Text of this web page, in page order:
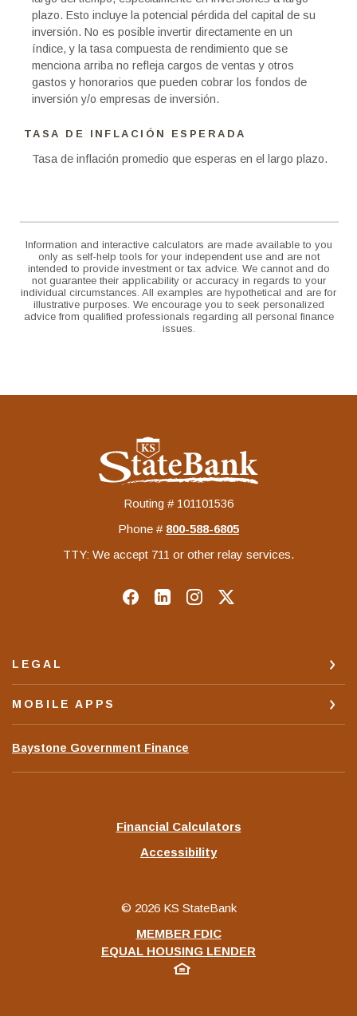
plazo. Esto incluye la potencial pérdida del capital de su
inversión. No es posible invertir directamente en un
índice, y la tasa compuesta de rendimiento que se
menciona arriba no refleja cargos de ventas y otros
gastos y honorarios que pueden cobrar los fondos de
inversión y/o empresas de inversión.
TASA DE INFLACIÓN ESPERADA
Tasa de inflación promedio que esperas en el largo plazo.
Information and interactive calculators are made available to you
only as self-help tools for your independent use and are not
intended to provide investment or tax advice. We cannot and do
not guarantee their applicability or accuracy in regards to your
individual circumstances. All examples are hypothetical and are for
illustrative purposes. We encourage you to seek personalized
advice from qualified professionals regarding all personal finance
issues.
KS StateBank
Routing # 101101536
Phone # ‍800-588-6805
TTY: We accept 711 or other relay services.
LEGAL
MOBILE APPS
Baystone Government Finance
Financial Calculators
Accessibility
© 2026KS StateBank
MEMBER FDIC
EQUAL HOUSING LENDER